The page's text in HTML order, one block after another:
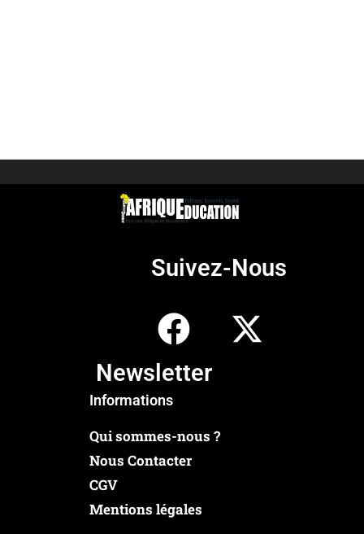
Suivez-Nous
Newsletter
Informations
Qui sommes-nous ?
Nous Contacter
CGV
Mentions légales